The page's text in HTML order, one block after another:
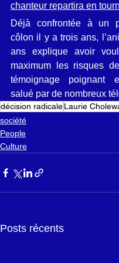
chanteur repartira en
Déjà confrontée à un
côlon il y a trois ans,
ans explique avoir
maximum les risques
témoignage poignant
salué par de nombreux
décision radicaleLaurie
société
People
Culture
Posts récents